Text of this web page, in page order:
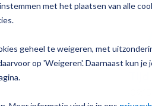
met het plaatsen van alle
geheel te weigeren, met
op 'Weigeren'. Daarnaast kun
Magister